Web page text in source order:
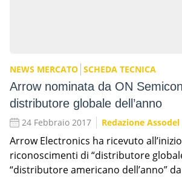
NEWS MERCATO SCHEDA TECNICA
Arrow nominata da ON
distributore globale dell’anno
24 Febbraio 2017 Redazione Assodel
Arrow Electronics ha ricevuto
riconoscimenti di “distributore
“distributore americano dell’anno”